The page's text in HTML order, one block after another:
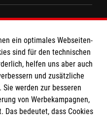
ein optimales Webseiten-
sind für den technischen
helfen uns aber auch
und zusätzliche
werden zur besseren
von Werbekampagnen,
Das bedeutet, dass Cookies